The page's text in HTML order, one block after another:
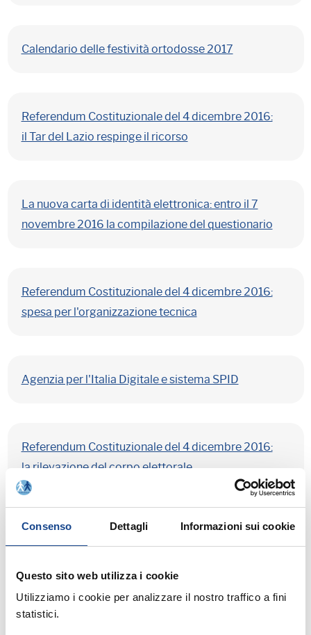
Consenso Dettagli Informazioni sui cookie
Questo sito web utilizza i cookie
Utilizziamo i cookie per analizzare il nostro traffico a fini
statistici.
Calendario delle festività ortodosse 2017
Referendum Costituzionale del 4 dicembre 2016:
il Tar del Lazio respinge il ricorso
La nuova carta di identità elettronica: entro il 7
novembre 2016 la compilazione del questionario
Referendum Costituzionale del 4 dicembre 2016:
spesa per l'organizzazione tecnica
Agenzia per l'Italia Digitale e sistema SPID
Referendum Costituzionale del 4 dicembre 2016:
la rilevazione del corpo elettorale
Referendum Costituzionale del 4 dicembre 2016
Campagna referendaria: parità di accesso ai mezzi
d'informazione